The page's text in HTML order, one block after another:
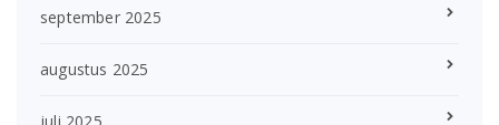
september 2025
augustus 2025